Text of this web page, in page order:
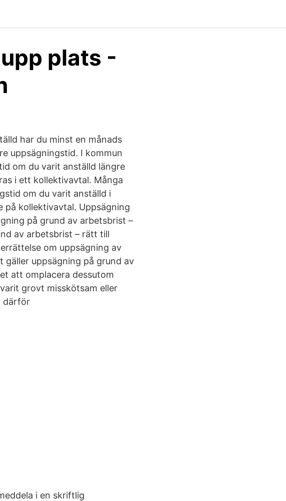
plats -
har du minst en månads
uppsägningstid. I kommun
om du varit anställd längre
i ett kollektivavtal. Många
om du varit anställd i
på kollektivavtal. Uppsägning
på grund av arbetsbrist –
av arbetsbrist – rätt till
om uppsägning av
gäller uppsägning på grund av
att omplacera dessutom
grovt misskötsam eller
därför
i en skriftlig